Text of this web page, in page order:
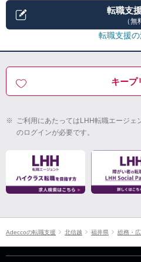
転職支
（無
転職支援
キープ
※ ご利用にあたってはLHH転職エージ
のログインが必要です。
Adeccoの転職支援 北信越 福井県 総務・